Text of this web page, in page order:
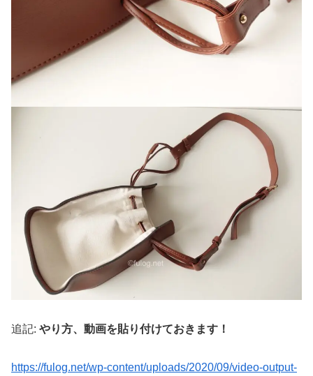
追記: やり方、動画を貼り付けておきます！
https://fulog.net/wp-content/uploads/2020/09/video-output-